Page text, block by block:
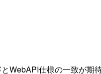
WebAPI仕様の一致が期